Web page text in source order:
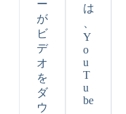
ー
が
ビ
デ
オ
を
ダ
ウ
は
Y
o
u
T
u
be